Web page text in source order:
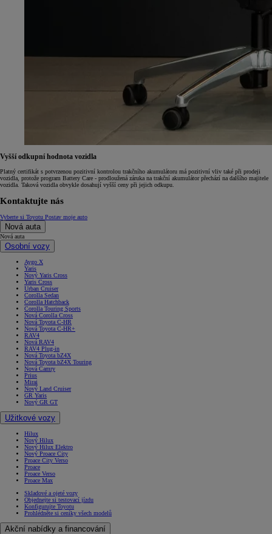
Vyšší odkupní hodnota vozidla
Platný certifikát s potvrzenou pozitivní kontrolou trakčního akumulátoru má pozitivní vliv také při prodeji
vozidla, protože program Battery Care - prodloužená záruka na trakční akumulátor přechází na dalšího majitele
vozidla. Taková vozidla obvykle dosahují vyšší ceny při jejich odkupu.
Kontaktujte nás
Vyberte si Toyotu Postav moje auto
Nová auta
Nová auta
Osobní vozy
Aygo X
Yaris
Nový Yaris Cross
Yaris Cross
Urban Cruiser
Corolla Sedan
Corolla Hatchback
Corolla Touring Sports
Nová Corolla Cross
Nová Toyota C-HR
Nová Toyota C-HR+
RAV4
Nová RAV4
RAV4 Plug-in
Nová Toyota bZ4X
Nová Toyota bZ4X Touring
Nová Camry
Prius
Mirai
Nový Land Cruiser
GR Yaris
Nový GR GT
Užitkové vozy
Hilux
Nový Hilux
Nový Hilux Elektro
Nový Proace City
Proace City Verso
Proace
Proace Verso
Proace Max
Skladové a ojeté vozy
Objednejte si testovací jízdu
Konfigurujte Toyotu
Prohlédněte si ceníky všech modelů
Akční nabídky a financování